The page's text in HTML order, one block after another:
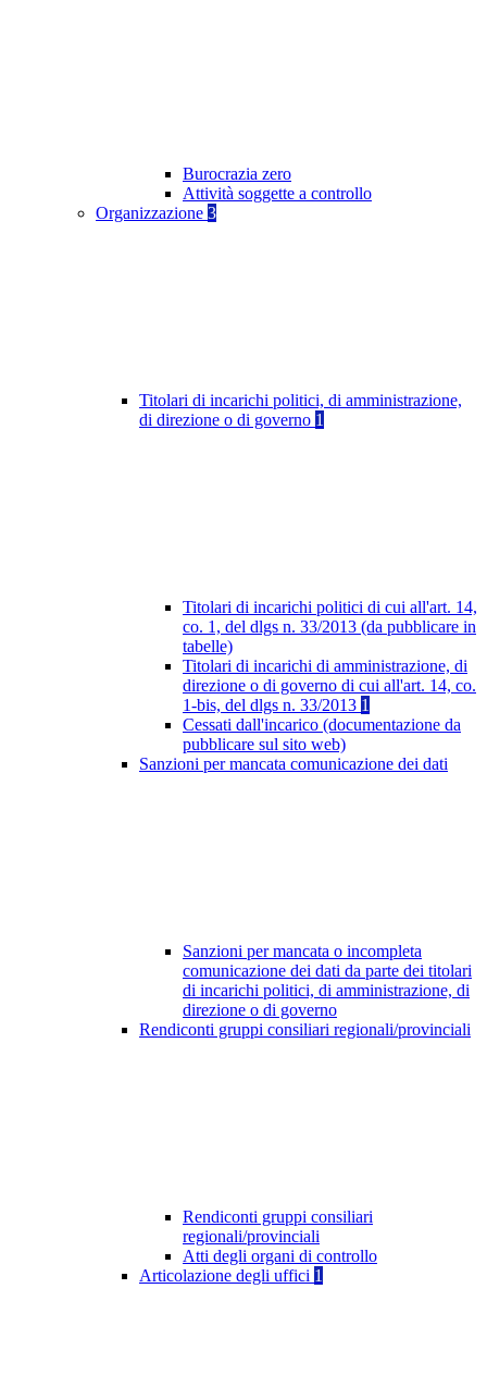
Burocrazia zero
Attività soggette a controllo
Organizzazione 3
Titolari di incarichi politici, di amministrazione,
di direzione o di governo 1
Titolari di incarichi politici di cui all'art. 14,
co. 1, del dlgs n. 33/2013 (da pubblicare in
tabelle)
Titolari di incarichi di amministrazione, di
direzione o di governo di cui all'art. 14, co.
1-bis, del dlgs n. 33/2013 1
Cessati dall'incarico (documentazione da
pubblicare sul sito web)
Sanzioni per mancata comunicazione dei dati
Sanzioni per mancata o incompleta
comunicazione dei dati da parte dei titolari
di incarichi politici, di amministrazione, di
direzione o di governo
Rendiconti gruppi consiliari regionali/provinciali
Rendiconti gruppi consiliari
regionali/provinciali
Atti degli organi di controllo
Articolazione degli uffici 1